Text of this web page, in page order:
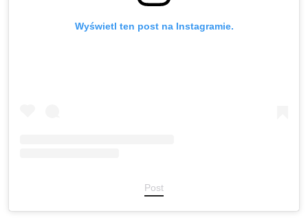
Wyświetl ten post na Instagramie.
Post